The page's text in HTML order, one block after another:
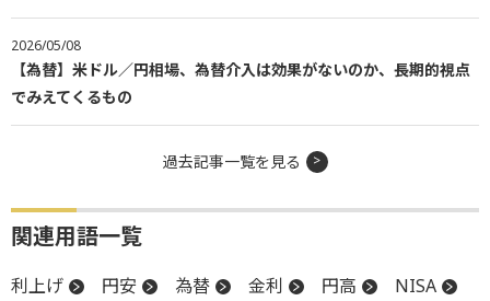
2026/05/08
【為替】米ドル／円相場、為替介入は効果がないのか、長期的視点
でみえてくるもの
過去記事一覧を見る
関連用語一覧
利上げ 円安 為替 金利 円高
NISA